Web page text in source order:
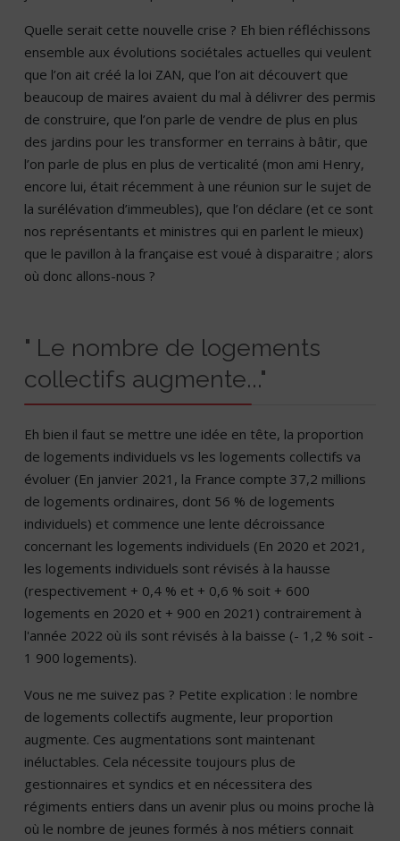
Quelle serait cette nouvelle crise ? Eh bien réfléchissons
ensemble aux évolutions sociétales actuelles qui veulent
que l’on ait créé la loi ZAN, que l’on ait découvert que
beaucoup de maires avaient du mal à délivrer des permis
de construire, que l’on parle de vendre de plus en plus
des jardins pour les transformer en terrains à bâtir, que
l’on parle de plus en plus de verticalité (mon ami Henry,
encore lui, était récemment à une réunion sur le sujet de
la surélévation d’immeubles), que l’on déclare (et ce sont
nos représentants et ministres qui en parlent le mieux)
que le pavillon à la française est voué à disparaitre ; alors
où donc allons-nous ?
" Le nombre de logements
collectifs augmente..."
Eh bien il faut se mettre une idée en tête, la proportion
de logements individuels vs les logements collectifs va
évoluer (En janvier 2021, la France compte 37,2 millions
de logements ordinaires, dont 56 % de logements
individuels) et commence une lente décroissance
concernant les logements individuels (En 2020 et 2021,
les logements individuels sont révisés à la hausse
(respectivement + 0,4 % et + 0,6 % soit + 600
logements en 2020 et + 900 en 2021) contrairement à
l'année 2022 où ils sont révisés à la baisse (- 1,2 % soit -
1 900 logements).
Vous ne me suivez pas ? Petite explication : le nombre
de logements collectifs augmente, leur proportion
augmente. Ces augmentations sont maintenant
inéluctables. Cela nécessite toujours plus de
gestionnaires et syndics et en nécessitera des
régiments entiers dans un avenir plus ou moins proche là
où le nombre de jeunes formés à nos métiers connait